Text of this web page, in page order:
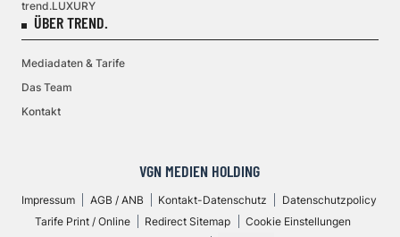
trend.LUXURY
ÜBER TREND.
Mediadaten & Tarife
Das Team
Kontakt
VGN MEDIEN HOLDING
Impressum AGB / ANB Kontakt-Datenschutz
Datenschutzpolicy
Tarife Print / Online
Redirect Sitemap
Cookie Einstellungen